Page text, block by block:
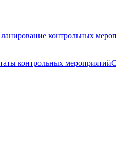
контрольных
контрольных мероприятий